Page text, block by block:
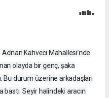
Adnan Kahveci Mahallesi’nde
olayda bir genç, şaka
Bu durum üzerine arkadaşları
Seyir halindeki aracın